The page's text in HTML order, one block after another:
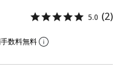
5.0 (2)
数料無料